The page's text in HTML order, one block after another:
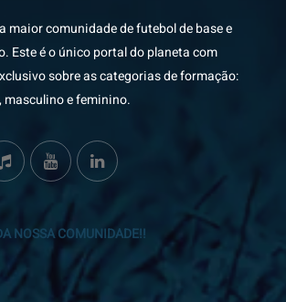
maior comunidade de futebol de base e
Este é o único portal do planeta com
sobre as categorias de formação:
masculino e feminino.
NOSSA COMUNIDADE!!